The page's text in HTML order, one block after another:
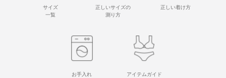
サイズ
一覧
正しいサイズの
測り方
正しい着け方
お手入れ
アイテムガイド